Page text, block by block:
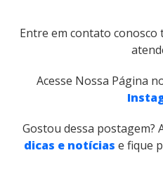
Entre em contato
Acesse Nossa Página
Gostou dessa postagem?
dicas e notícias e fique